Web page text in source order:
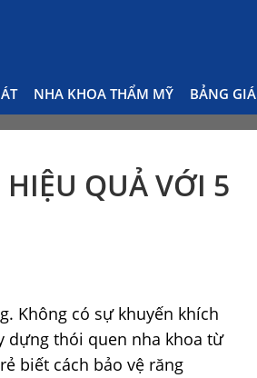
NHA KHOA THẨM MỸ BẢNG GIÁ
HIỆU QUẢ VỚI 5
Không có sự khuyến khích
dựng thói quen nha khoa từ
biết cách bảo vệ răng